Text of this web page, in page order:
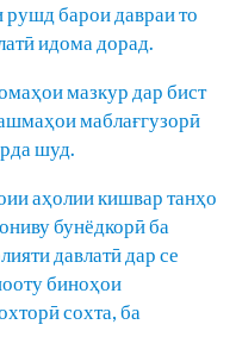
рушд барои давраи то
идома дорад.
мазкур дар бист
маблағгузорӣ
шуд.
аҳолии кишвар танҳо
бунёдкорӣ ба
давлатӣ дар се
биноҳои
сохта, ба